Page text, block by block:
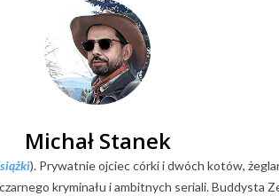
Michał Stanek
). Prywatnie ojciec córki i dwóch kotów,
kryminału i ambitnych seriali.